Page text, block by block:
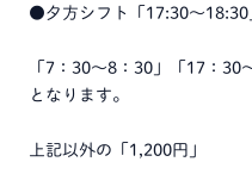
●夕方シフト「17:30～18:30
「7：30～8：30」「17：
となります。
上記以外の「1,200円」